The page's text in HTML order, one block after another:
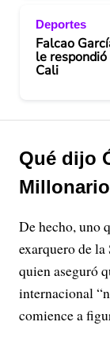
Deportes
Falcao
le
Cali
Qué dijo
De hecho, uno
exarquero de
quien aseguró
internacional
comience a